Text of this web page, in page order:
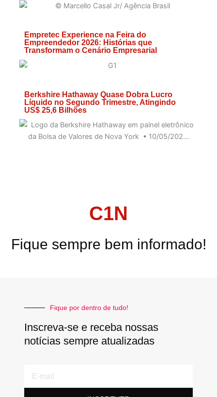
Empretec Experience na Feira do
Empreendedor 2026: Histórias que
Transformam o Cenário Empresarial
Berkshire Hathaway Quase Dobra Lucro
Líquido no Segundo Trimestre, Atingindo
US$ 25,6 Bilhões
C1N
Fique sempre bem informado!
Fique por dentro de tudo!
Inscreva-se e receba nossas
notícias sempre atualizadas